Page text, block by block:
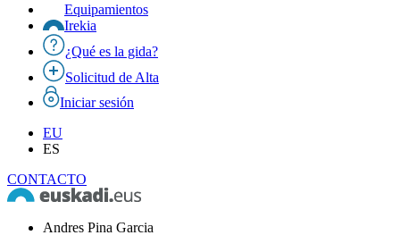
Equipamientos
Irekia
¿Qué es la gida?
Solicitud de Alta
Iniciar sesión
EU
ES
CONTACTO
Andres Pina Garcia